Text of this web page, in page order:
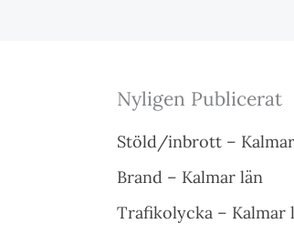
Nyligen Publicerat
Stöld/inbrott –
Brand – Kalmar län
Trafikolycka – Kalmar